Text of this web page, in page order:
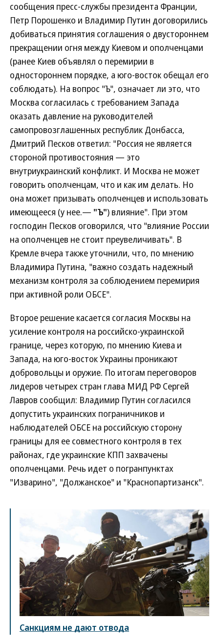
сообщения пресс-службы президента Франции,
Петр Порошенко и Владимир Путин договорились
добиваться принятия соглашения о двустороннем
прекращении огня между Киевом и ополченцами
(ранее Киев объявлял о перемирии в
одностороннем порядке, а юго-восток обещал его
соблюдать). На вопрос "Ъ", означает ли это, что
Москва согласилась с требованием Запада
оказать давление на руководителей
самопровозглашенных республик Донбасса,
Дмитрий Песков ответил: "Россия не является
стороной противостояния — это
внутриукраинский конфликт. И Москва не может
говорить ополченцам, что и как им делать. Но
она может призывать ополченцев и использовать
имеющееся (у нее.— "Ъ") влияние". При этом
господин Песков оговорился, что "влияние России
на ополченцев не стоит преувеличивать". В
Кремле вчера также уточнили, что, по мнению
Владимира Путина, "важно создать надежный
механизм контроля за соблюдением перемирия
при активной роли ОБСЕ".
Второе решение касается согласия Москвы на
усиление контроля на российско-украинской
границе, через которую, по мнению Киева и
Запада, на юго-восток Украины проникают
добровольцы и оружие. По итогам переговоров
лидеров четырех стран глава МИД РФ Сергей
Лавров сообщил: Владимир Путин согласился
допустить украинских пограничников и
наблюдателей ОБСЕ на российскую сторону
границы для ее совместного контроля в тех
районах, где украинские КПП захвачены
ополченцами. Речь идет о погранпунктах
"Изварино", "Должанское" и "Краснопартизанск".
Санкциям не дают отвода